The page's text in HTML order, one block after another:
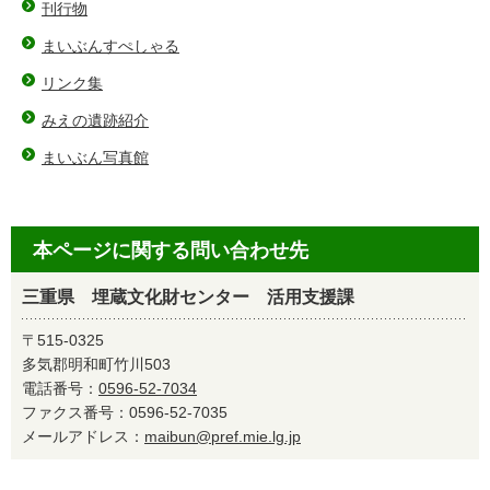
刊行物
まいぶんすぺしゃる
リンク集
みえの遺跡紹介
まいぶん写真館
本ページに関する問い合わせ先
三重県 埋蔵文化財センター 活用支援課
〒515-0325
多気郡明和町竹川503
電話番号： 0596-52-7034
ファクス番号：0596-52-7035
メールアドレス： maibun@pref.mie.lg.jp